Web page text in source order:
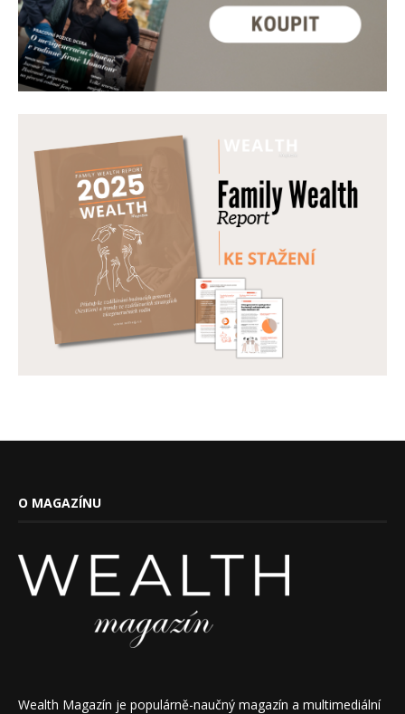
O MAGAZÍNU
Wealth Magazín je populárně-naučný magazín a multimediální